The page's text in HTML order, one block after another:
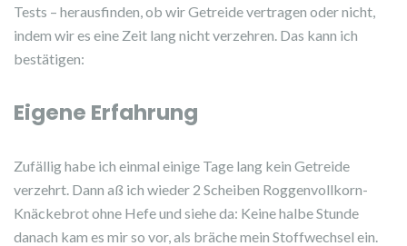
Tests – herausfinden, ob wir Getreide vertragen oder nicht,
indem wir es eine Zeit lang nicht verzehren. Das kann ich
bestätigen:
Eigene Erfahrung
Zufällig habe ich einmal einige Tage lang kein Getreide
verzehrt. Dann aß ich wieder 2 Scheiben Roggenvollkorn-
Knäckebrot ohne Hefe und siehe da: Keine halbe Stunde
danach kam es mir so vor, als bräche mein Stoffwechsel ein.